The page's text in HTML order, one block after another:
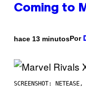
Coming to
hace 13 minutosPor
SCREENSHOT: NETEASE,